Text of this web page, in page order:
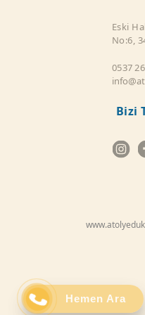
Hemen Ara
Eski
No:6,
0537
Bizi